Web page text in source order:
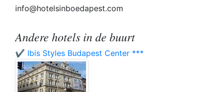
info@hotelsinboedapest.com
Andere hotels in de buurt
✔️ Ibis Styles Budapest Center ***